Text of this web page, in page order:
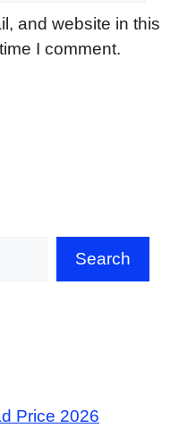
and website in this
I comment.
Search
Price 2026